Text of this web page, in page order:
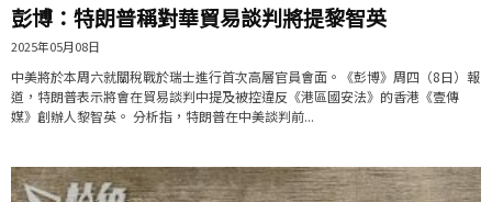
彭博：特朗普稱對華貿易談判將提黎智英
2025年05月08日
中美將於本周六就關稅戰於瑞士進行首次高層官員會面。《彭博》周四（8日）報
道，特朗普表示將會在貿易談判中提及被控違反《港區國安法》的香港《壹傳
媒》創辦人黎智英。 分析指，特朗普在中美談判前...